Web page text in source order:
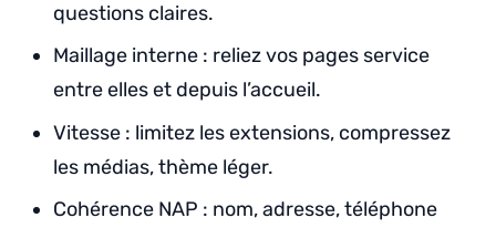
questions claires.
Maillage interne : reliez vos pages service
entre elles et depuis l’accueil.
Vitesse : limitez les extensions, compressez
les médias, thème léger.
Cohérence NAP : nom, adresse, téléphone